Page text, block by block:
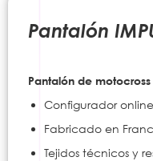
Pantalón
Pantalón de
Configurador online
Fabricado en
Tejidos técnicos y
beginning
images
gallery